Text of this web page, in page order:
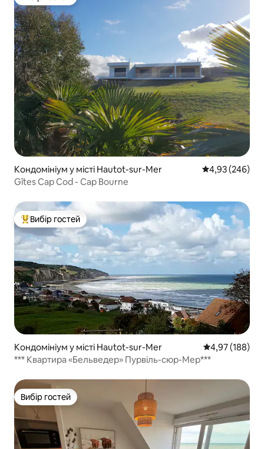
Вибір гостей
Кондомініум у місті Hautot-sur-Mer Середня
4,93 (246)
Gîtes Cap Cod - Cap Bourne
Топ вибір гостей
Вибір гостей
Кондомініум у місті Hautot-sur-Mer Середня
4,97 (188)
*** Квартира «Бельведер» Пурвіль-сюр-Мер***
Вибір гостей
Вибір гостей